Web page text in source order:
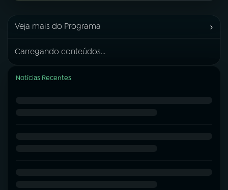
Veja mais do Programa ›
Carregando conteúdos...
Notícias Recentes